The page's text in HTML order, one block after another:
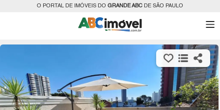
O PORTAL DE IMÓVEIS DO GRANDE ABC DE SÃO PAULO